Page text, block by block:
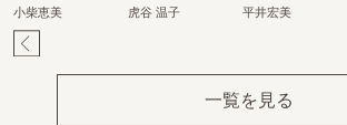
小柴恵美 虎谷 温子 平井宏美
一覧を見る